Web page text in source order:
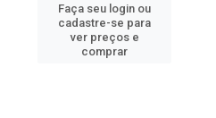
Faça seu login ou
cadastre-se para
ver preços e
comprar